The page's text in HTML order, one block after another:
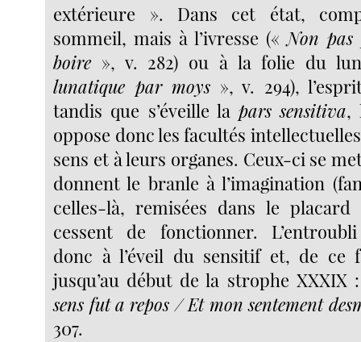
extérieure ». Dans cet état,
sommeil, mais à l’ivresse («Non
boire », v. 282) ou à la folie du
lunatique par moys », v. 294),
tandis que s’éveille lapars sensitiva,
oppose donc les facultés
sens et à leurs organes. Ceux-ci se
donnent le branle à l’imagination
celles-là, remisées dans le
cessent de fonctionner.
donc à l’éveil du sensitif et, de ce
jusqu’au début de la strophe
sens fut a repos / Et mon sentement
307.